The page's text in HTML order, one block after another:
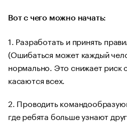
Вот с чего можно начать:
1. Разработать и принять
(Ошибаться может каждый
нормально. Это снижает риск
касаются всех.
2. Проводить
где ребята больше узнают